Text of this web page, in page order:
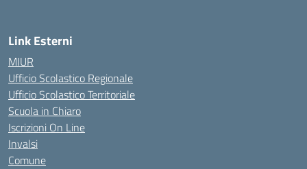
Link Esterni
MIUR
Ufficio Scolastico Regionale
Ufficio Scolastico Territoriale
Scuola in Chiaro
Iscrizioni On Line
Invalsi
Comune